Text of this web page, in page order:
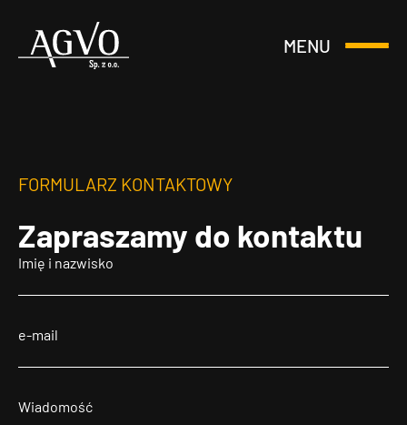
Header
MENU
Otwórz
FORMULARZ KONTAKTOWY
Zapraszamy do kontaktu